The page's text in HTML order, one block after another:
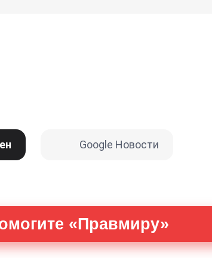
Google Новости
«Правмиру»